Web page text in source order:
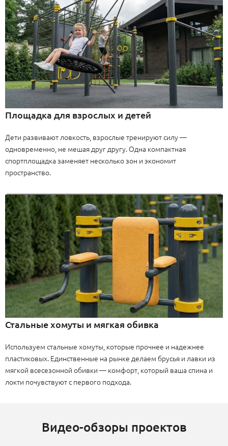
Площадка для взрослых и детей
Дети развивают ловкость, взрослые тренируют силу —
одновременно, не мешая друг другу. Одна компактная
спортплощадка заменяет несколько зон и экономит
пространство.
Стальные хомуты и мягкая обивка
Используем стальные хомуты, которые прочнее и надежнее
пластиковых. Единственные на рынке делаем брусья и лавки из
мягкой всесезонной обивки — комфорт, который ваша спина и
локти почувствуют с первого подхода.
Видео-обзоры проектов